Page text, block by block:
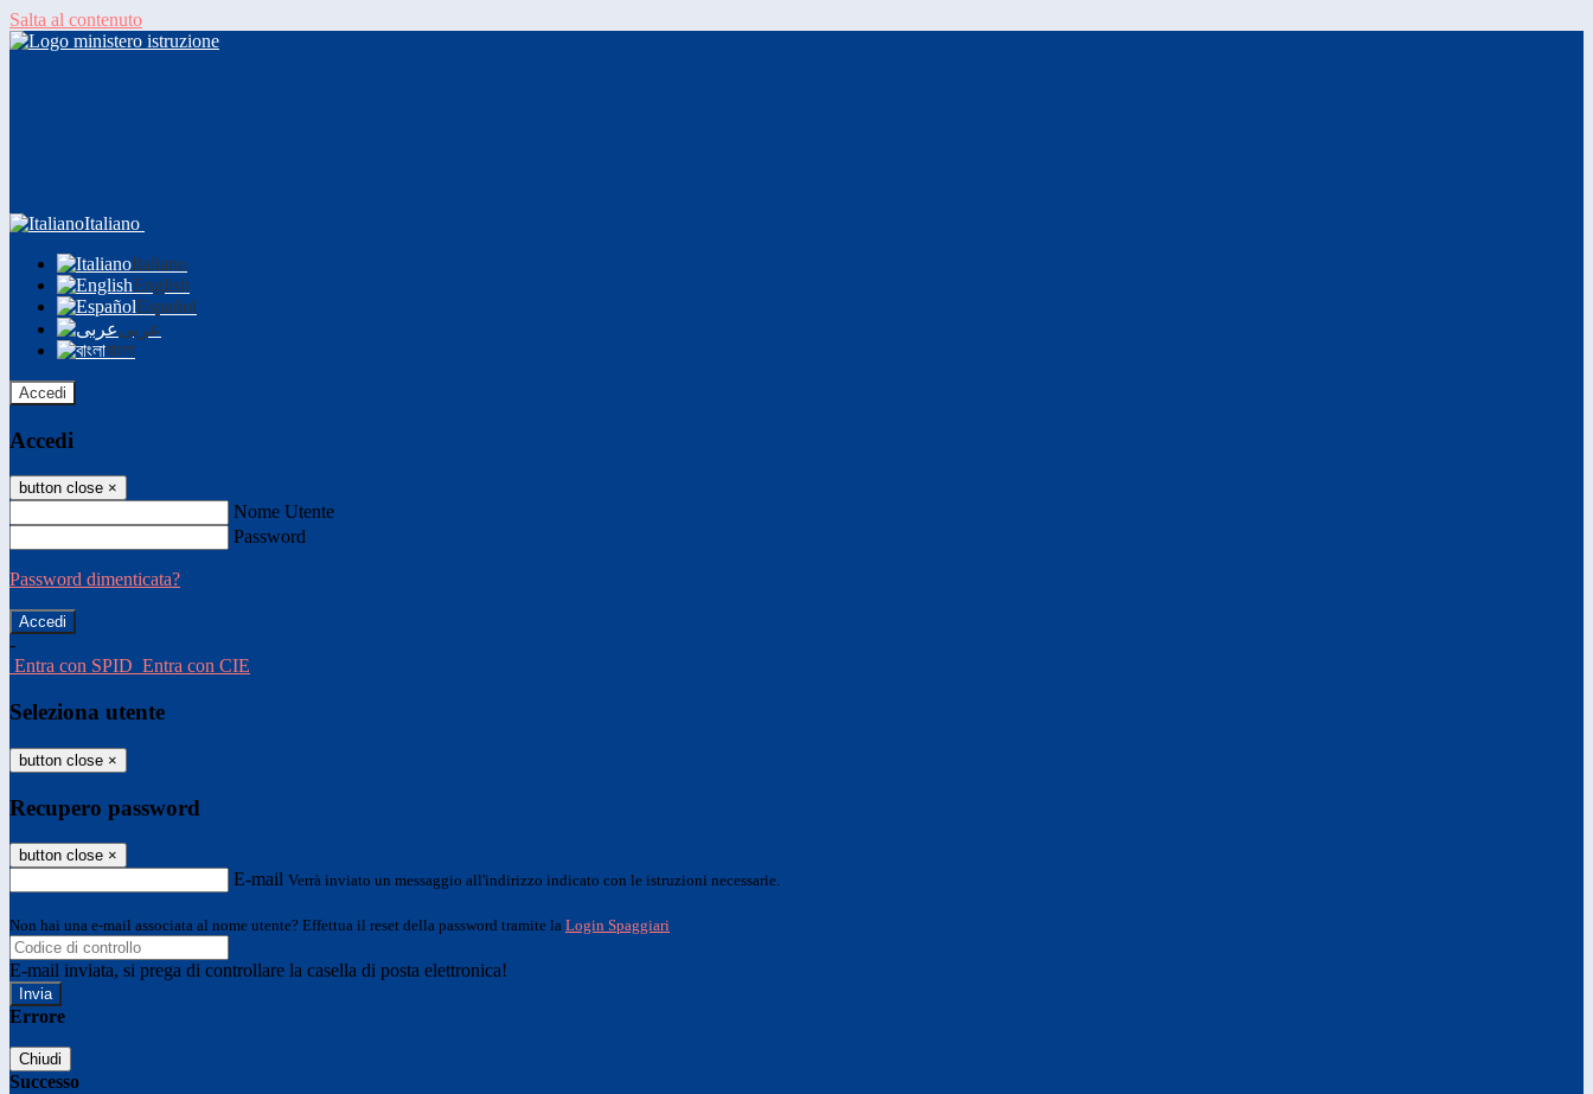
Salta al contenuto
Italiano
Italiano
English
Español
عربى
বাংলা
Accedi
Accedi
button close ×
Nome Utente
Password
Password dimenticata?
-
Entra con SPID Entra con CIE
Seleziona utente
button close ×
Recupero password
button close ×
E-mail Verrà inviato un messaggio all'indirizzo indicato con le istruzioni necessarie.
Non hai una e-mail associata al nome utente? Effettua il reset della password tramite la Login Spaggiari
E-mail inviata, si prega di controllare la casella di posta elettronica!
Errore
Chiudi
Successo